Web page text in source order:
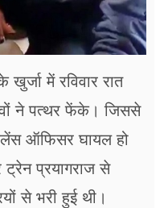
में रविवार रात
ने पत्थर फेंके। जिससे
ऑफिसर घायल हो
ट्रेन प्रयागराज से
से भरी हुई थी।